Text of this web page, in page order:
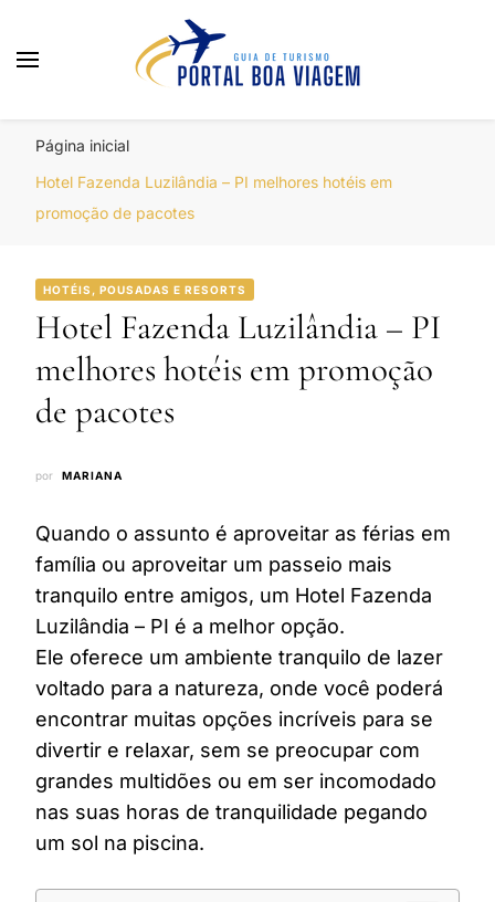
Página inicial
Hotel Fazenda Luzilândia – PI melhores hotéis em
promoção de pacotes
HOTÉIS, POUSADAS E RESORTS
Hotel Fazenda Luzilândia – PI
melhores hotéis em promoção
de pacotes
por MARIANA
Quando o assunto é aproveitar as férias em
família ou aproveitar um passeio mais
tranquilo entre amigos, um Hotel Fazenda
Luzilândia – PI é a melhor opção.
Ele oferece um ambiente tranquilo de lazer
voltado para a natureza, onde você poderá
encontrar muitas opções incríveis para se
divertir e relaxar, sem se preocupar com
grandes multidões ou em ser incomodado
nas suas horas de tranquilidade pegando
um sol na piscina.